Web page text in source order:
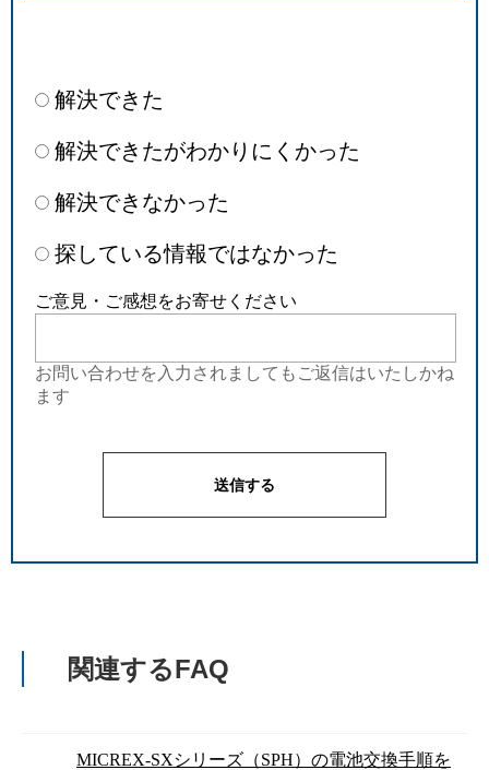
解決できた
解決できたがわかりにくかった
解決できなかった
探している情報ではなかった
ご意見・ご感想をお寄せください
お問い合わせを入力されましてもご返信はいたしかね
ます
関連するFAQ
MICREX-SXシリーズ（SPH）の電池交換手順を